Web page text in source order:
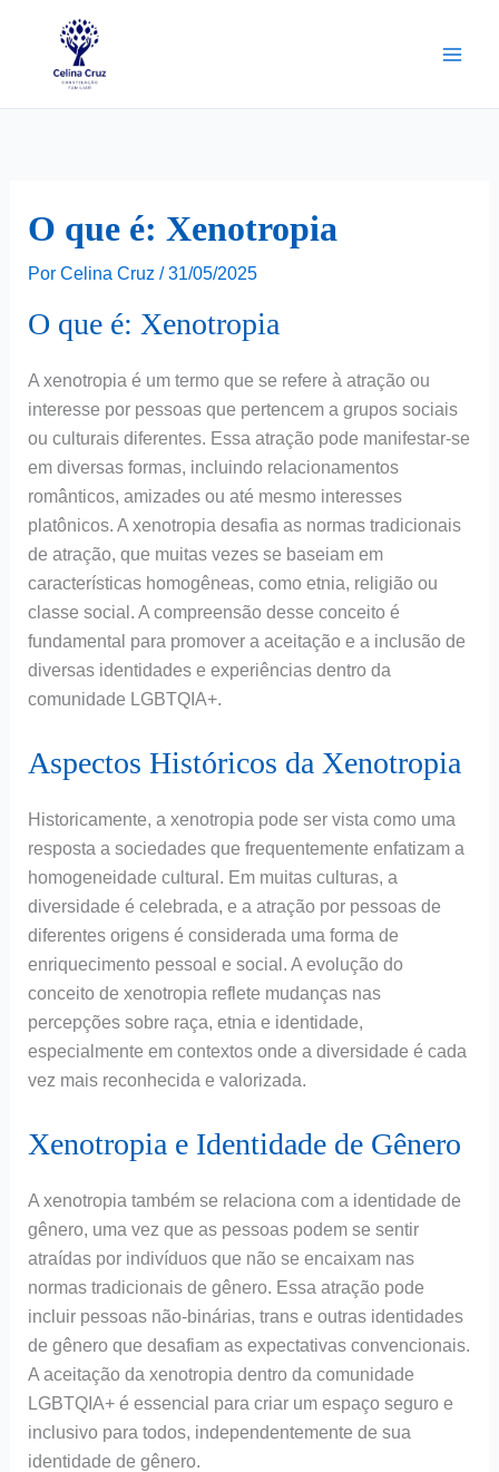
O que é: Xenotropia
Por Celina Cruz / 31/05/2025
O que é: Xenotropia
A xenotropia é um termo que se refere à atração ou
interesse por pessoas que pertencem a grupos sociais
ou culturais diferentes. Essa atração pode manifestar-se
em diversas formas, incluindo relacionamentos
românticos, amizades ou até mesmo interesses
platônicos. A xenotropia desafia as normas tradicionais
de atração, que muitas vezes se baseiam em
características homogêneas, como etnia, religião ou
classe social. A compreensão desse conceito é
fundamental para promover a aceitação e a inclusão de
diversas identidades e experiências dentro da
comunidade LGBTQIA+.
Aspectos Históricos da Xenotropia
Historicamente, a xenotropia pode ser vista como uma
resposta a sociedades que frequentemente enfatizam a
homogeneidade cultural. Em muitas culturas, a
diversidade é celebrada, e a atração por pessoas de
diferentes origens é considerada uma forma de
enriquecimento pessoal e social. A evolução do
conceito de xenotropia reflete mudanças nas
percepções sobre raça, etnia e identidade,
especialmente em contextos onde a diversidade é cada
vez mais reconhecida e valorizada.
Xenotropia e Identidade de Gênero
A xenotropia também se relaciona com a identidade de
gênero, uma vez que as pessoas podem se sentir
atraídas por indivíduos que não se encaixam nas
normas tradicionais de gênero. Essa atração pode
incluir pessoas não-binárias, trans e outras identidades
de gênero que desafiam as expectativas convencionais.
A aceitação da xenotropia dentro da comunidade
LGBTQIA+ é essencial para criar um espaço seguro e
inclusivo para todos, independentemente de sua
identidade de gênero.